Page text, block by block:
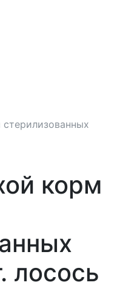
корм
лосось